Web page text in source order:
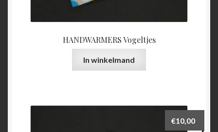
HANDWARMERS Vogeltjes
In winkelmand
€10,00